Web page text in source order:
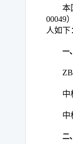
本
00049
人如下
一
中
中
二